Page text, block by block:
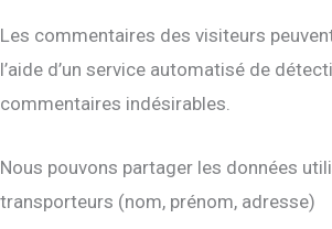
Les commentaires des visiteurs
l’aide d’un service automatisé de
commentaires indésirables.
Nous pouvons partager les données
transporteurs (nom, prénom, adresse)